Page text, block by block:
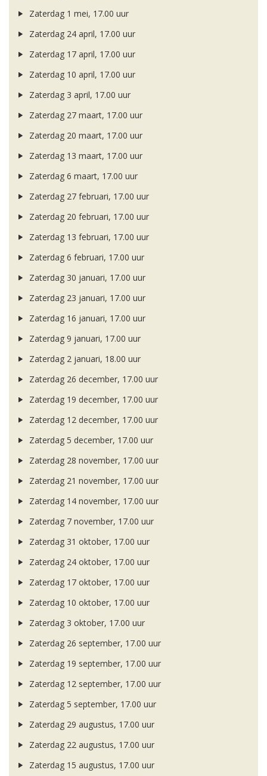
Zaterdag 1 mei, 17.00 uur
Zaterdag 24 april, 17.00 uur
Zaterdag 17 april, 17.00 uur
Zaterdag 10 april, 17.00 uur
Zaterdag 3 april, 17.00 uur
Zaterdag 27 maart, 17.00 uur
Zaterdag 20 maart, 17.00 uur
Zaterdag 13 maart, 17.00 uur
Zaterdag 6 maart, 17.00 uur
Zaterdag 27 februari, 17.00 uur
Zaterdag 20 februari, 17.00 uur
Zaterdag 13 februari, 17.00 uur
Zaterdag 6 februari, 17.00 uur
Zaterdag 30 januari, 17.00 uur
Zaterdag 23 januari, 17.00 uur
Zaterdag 16 januari, 17.00 uur
Zaterdag 9 januari, 17.00 uur
Zaterdag 2 januari, 18.00 uur
Zaterdag 26 december, 17.00 uur
Zaterdag 19 december, 17.00 uur
Zaterdag 12 december, 17.00 uur
Zaterdag 5 december, 17.00 uur
Zaterdag 28 november, 17.00 uur
Zaterdag 21 november, 17.00 uur
Zaterdag 14 november, 17.00 uur
Zaterdag 7 november, 17.00 uur
Zaterdag 31 oktober, 17.00 uur
Zaterdag 24 oktober, 17.00 uur
Zaterdag 17 oktober, 17.00 uur
Zaterdag 10 oktober, 17.00 uur
Zaterdag 3 oktober, 17.00 uur
Zaterdag 26 september, 17.00 uur
Zaterdag 19 september, 17.00 uur
Zaterdag 12 september, 17.00 uur
Zaterdag 5 september, 17.00 uur
Zaterdag 29 augustus, 17.00 uur
Zaterdag 22 augustus, 17.00 uur
Zaterdag 15 augustus, 17.00 uur